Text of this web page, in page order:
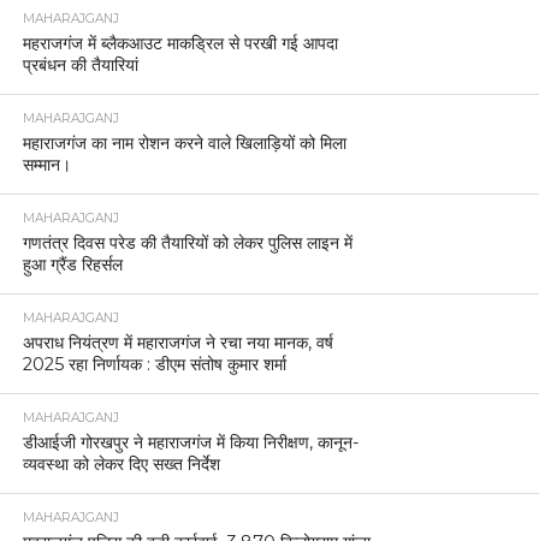
MAHARAJGANJ
महराजगंज में ब्लैकआउट माकड्रिल से परखी गई आपदा
प्रबंधन की तैयारियां
MAHARAJGANJ
महाराजगंज का नाम रोशन करने वाले खिलाड़ियों को मिला
सम्मान।
MAHARAJGANJ
गणतंत्र दिवस परेड की तैयारियों को लेकर पुलिस लाइन में
हुआ ग्रैंड रिहर्सल
MAHARAJGANJ
अपराध नियंत्रण में महाराजगंज ने रचा नया मानक, वर्ष
2025 रहा निर्णायक : डीएम संतोष कुमार शर्मा
MAHARAJGANJ
डीआईजी गोरखपुर ने महाराजगंज में किया निरीक्षण, कानून-
व्यवस्था को लेकर दिए सख्त निर्देश
MAHARAJGANJ